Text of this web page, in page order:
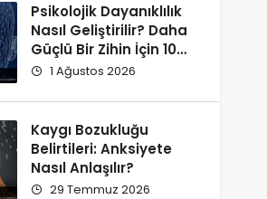
Psikolojik Dayanıklılık
Nasıl Geliştirilir? Daha
Güçlü Bir Zihin İçin 10
Alışkanlık
1 Ağustos 2026
Kaygı Bozukluğu
Belirtileri: Anksiyete
Nasıl Anlaşılır?
29 Temmuz 2026